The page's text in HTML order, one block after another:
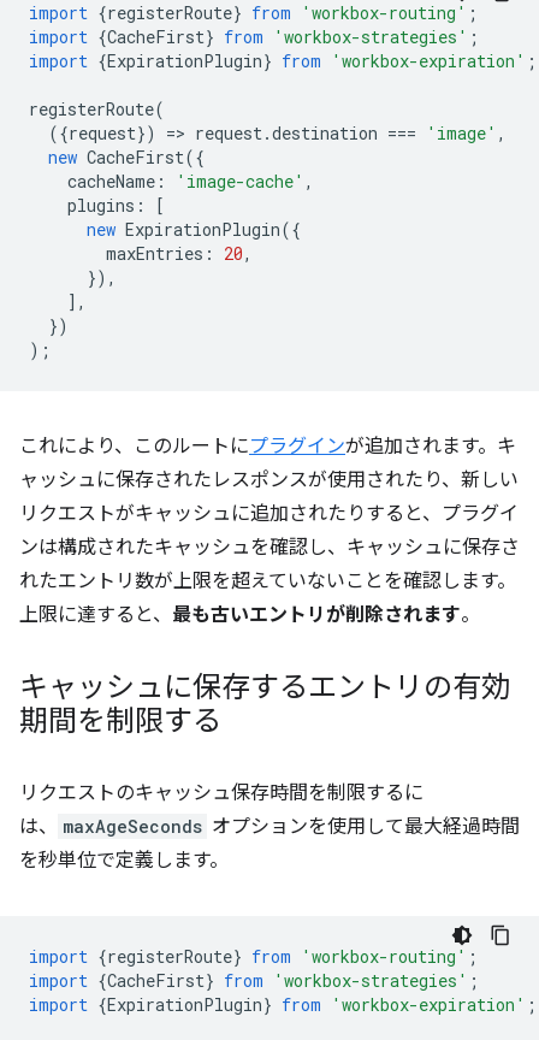
import {registerRoute} from 'workbox-routing' ;
import {CacheFirst} from 'workbox-strategies' ;
import {ExpirationPlugin} from 'workbox-expiration' ;
registerRoute(
({request}) => request.destination === 'image' ,
new CacheFirst({
cacheName : 'image-cache' ,
plugins :
[
new ExpirationPlugin({
maxEntries : 20,
}),
],
})
);
これにより、このルートにプラグインが追加されます。キ
ャッシュに保存されたレスポンスが使用されたり、新しい
リクエストがキャッシュに追加されたりすると、プラグイ
ンは構成されたキャッシュを確認し、キャッシュに保存さ
れたエントリ数が上限を超えていないことを確認します。
上限に達すると、 最も古いエントリが削除されます。
キャッシュに保存するエントリの有効
期間を制限する
リクエストのキャッシュ保存時間を制限するに
は、
maxAgeSeconds オプションを使用して最大経過時間
を秒単位で定義します。
import {registerRoute} from 'workbox-routing' ;
import {CacheFirst} from 'workbox-strategies' ;
import {ExpirationPlugin} from 'workbox-expiration' ;